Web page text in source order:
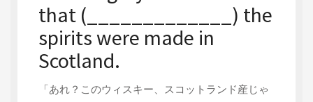
that (_____________) the
spirits were made in
Scotland.
「あれ？このウィスキー、スコットランド産じゃ